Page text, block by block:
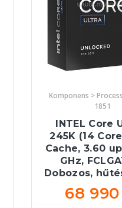
Komponens >
1851
INTEL Core
245K (14
Cache, 3.60
GHz,
Dobozos,
68